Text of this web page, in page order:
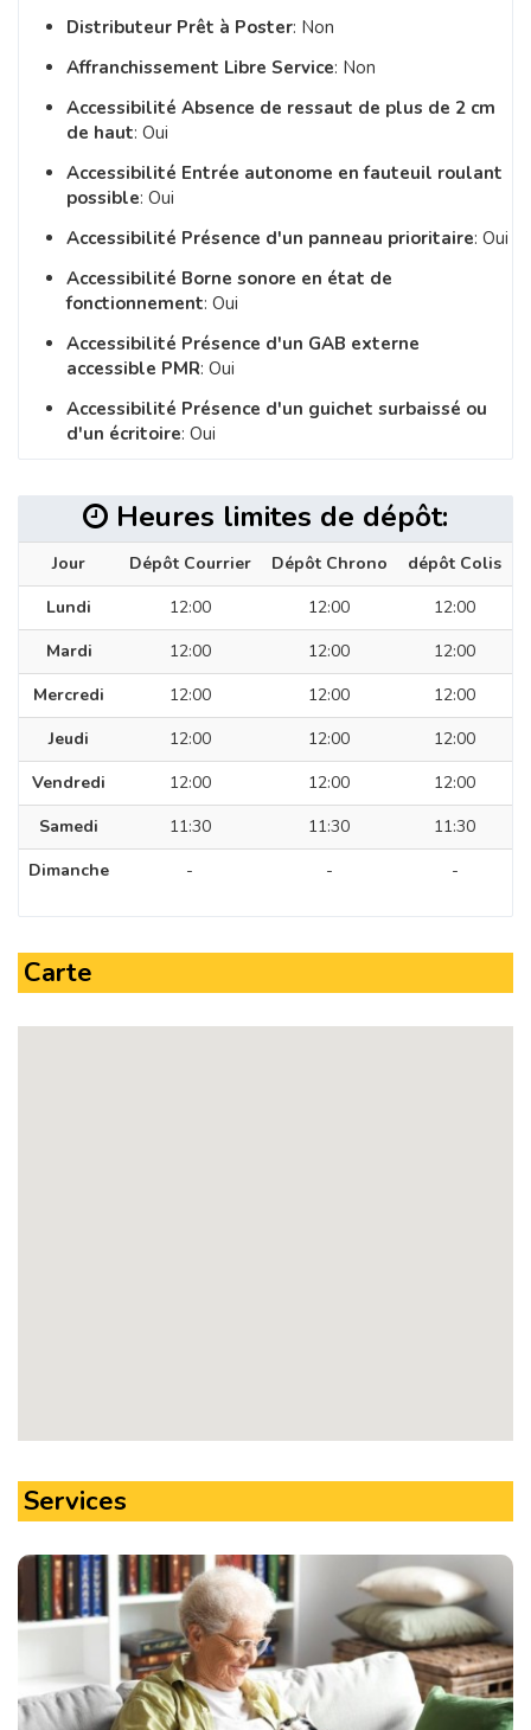
Distributeur Prêt à Poster: Non
Affranchissement Libre Service: Non
Accessibilité Absence de ressaut de plus de 2 cm
de haut: Oui
Accessibilité Entrée autonome en fauteuil roulant
possible: Oui
Accessibilité Présence d'un panneau prioritaire: Oui
Accessibilité Borne sonore en état de
fonctionnement: Oui
Accessibilité Présence d'un GAB externe
accessible PMR: Oui
Accessibilité Présence d'un guichet surbaissé ou
d'un écritoire: Oui
Heures limites de dépôt:
Jour Dépôt Courrier Dépôt Chrono
dépôt Colis
Lundi
12:00 12:00
12:00
Mardi
12:00 12:00
12:00
Mercredi
12:00 12:00
12:00
Jeudi
12:00 12:00
12:00
Vendredi
12:00 12:00
12:00
Samedi
11:30 11:30
11:30
Dimanche
- - -
Carte
Services